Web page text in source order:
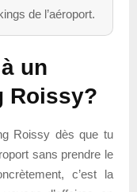
de l’aéroport.
un
Roissy?
Roissy dès que tu
sans prendre le
c’est la